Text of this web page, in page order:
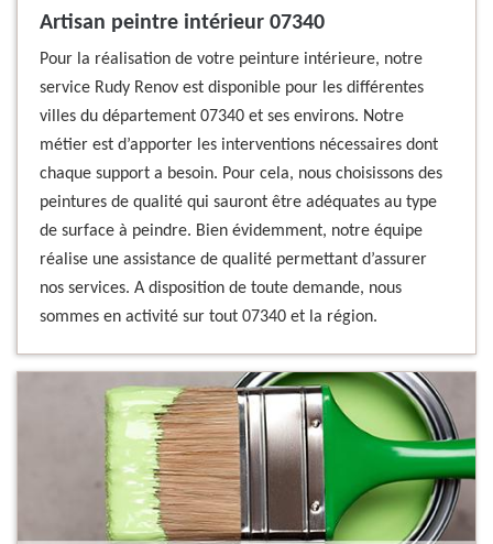
Artisan peintre intérieur 07340
Pour la réalisation de votre peinture intérieure, notre
service Rudy Renov est disponible pour les différentes
villes du département 07340 et ses environs. Notre
métier est d’apporter les interventions nécessaires dont
chaque support a besoin. Pour cela, nous choisissons des
peintures de qualité qui sauront être adéquates au type
de surface à peindre. Bien évidemment, notre équipe
réalise une assistance de qualité permettant d’assurer
nos services. A disposition de toute demande, nous
sommes en activité sur tout 07340 et la région.